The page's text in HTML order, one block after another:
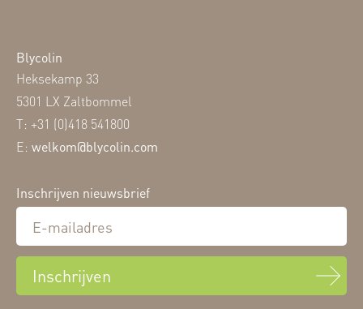
Blycolin
Heksekamp 33
5301 LX Zaltbommel
T: +31 (0)418 541800
E: welkom@blycolin.com
Inschrijven nieuwsbrief
Inschrijven